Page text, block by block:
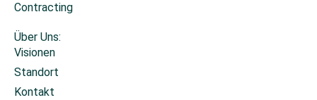
Contracting
Über Uns:
Visionen
Standort
Kontakt